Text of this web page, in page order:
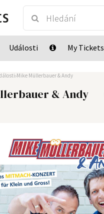
Události My Tickets
Mike Müllerbauer & Andy
& Andy